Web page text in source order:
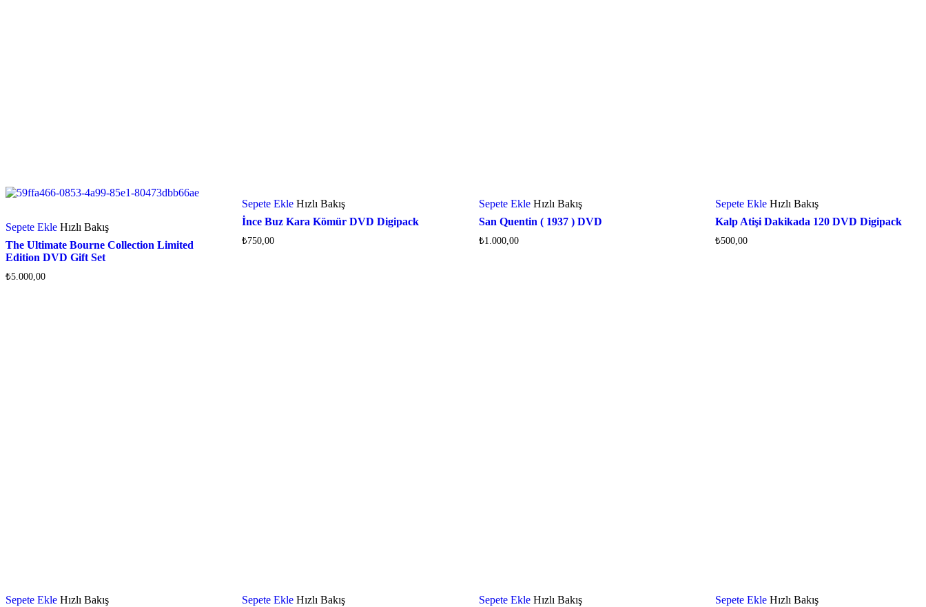
Sepete Ekle Hızlı Bakış
The Ultimate Bourne Collection Limited
Edition DVD Gift Set
₺5.000,00
Sepete Ekle Hızlı Bakış
İnce Buz Kara Kömür DVD Digipack
₺750,00
Sepete Ekle Hızlı Bakış
San Quentin ( 1937 ) DVD
₺1.000,00
Sepete Ekle Hızlı Bakış
Kalp Atişi Dakikada 120 DVD Digipack
₺500,00
Sepete Ekle Hızlı Bakış
Sepete Ekle Hızlı Bakış
Sepete Ekle Hızlı Bakış
Sepete Ekle Hızlı Bakış